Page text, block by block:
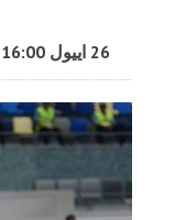
26 اییول 16:00